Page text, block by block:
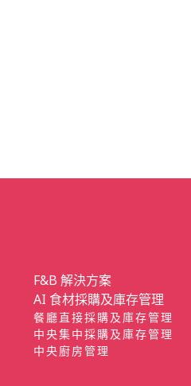
F&B 解決方案
AI 食材採購及庫存管理
餐廳直接採購及庫存管理
中央集中採購及庫存管理
中央廚房管理